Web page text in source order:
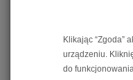
Klikając “Zgoda”
urządzeniu.
do